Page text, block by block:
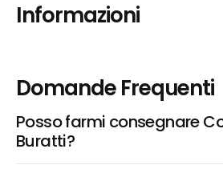
Informazioni
Domande Frequenti
Posso farmi consegnare
Buratti?